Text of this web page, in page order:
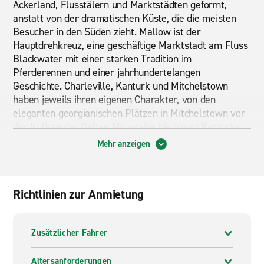
Ackerland, Flusstälern und Marktstädten geformt,
anstatt von der dramatischen Küste, die die meisten
Besucher in den Süden zieht. Mallow ist der
Hauptdrehkreuz, eine geschäftige Marktstadt am Fluss
Blackwater mit einer starken Tradition im
Pferderennen und einer jahrhundertelangen
Geschichte. Charleville, Kanturk und Mitchelstown
haben jeweils ihren eigenen Charakter, von den
eleganten georgianischen Plätzen in Mitchelstown vor
der Kulisse der Galtee Mountains bis hin zu Kanturks
ruhigerer Flusslage. Dies ist das Golden Vale, eines der
produktivsten landwirtschaftlichen Flächen in Irland,
belohnt es diejenigen, die sich die Zeit nehmen, richtig
Mit einem Mietwagen erreichen Sie eine Region, die
mit öffentlichen Verkehrsmitteln nicht gut abgedeckt
ist. Städte wie Fermoy, Doneraile und Kanturk sind
Mehr anzeigen
Richtlinien zur Anmietung
Zusätzlicher Fahrer
Altersanforderungen